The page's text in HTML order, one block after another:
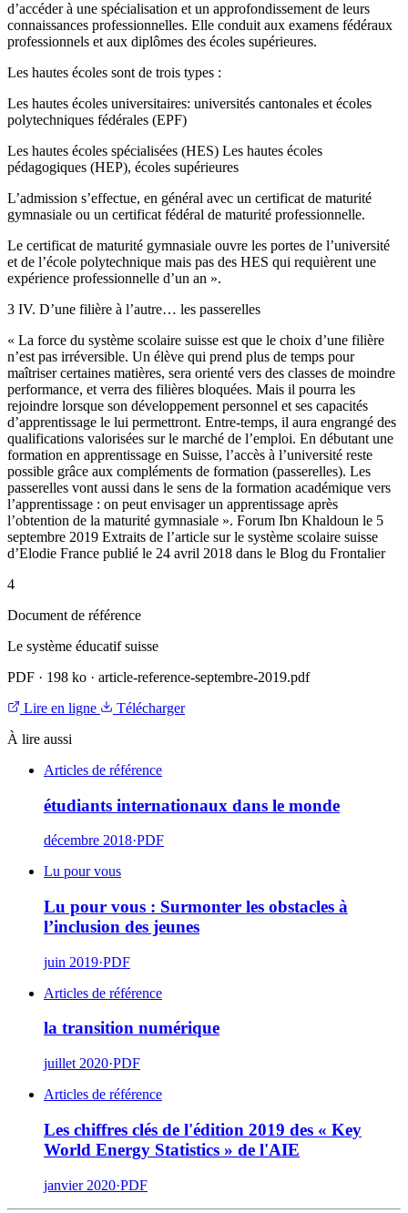
d’accéder à une spécialisation et un approfondissement de leurs
connaissances professionnelles. Elle conduit aux examens fédéraux
professionnels et aux diplômes des écoles supérieures.
Les hautes écoles sont de trois types :
Les hautes écoles universitaires: universités cantonales et écoles
polytechniques fédérales (EPF)
Les hautes écoles spécialisées (HES) Les hautes écoles
pédagogiques (HEP), écoles supérieures
L’admission s’effectue, en général avec un certificat de maturité
gymnasiale ou un certificat fédéral de maturité professionnelle.
Le certificat de maturité gymnasiale ouvre les portes de l’université
et de l’école polytechnique mais pas des HES qui requièrent une
expérience professionnelle d’un an ».
3 IV. D’une filière à l’autre… les passerelles
« La force du système scolaire suisse est que le choix d’une filière
n’est pas irréversible. Un élève qui prend plus de temps pour
maîtriser certaines matières, sera orienté vers des classes de moindre
performance, et verra des filières bloquées. Mais il pourra les
rejoindre lorsque son développement personnel et ses capacités
d’apprentissage le lui permettront. Entre-temps, il aura engrangé des
qualifications valorisées sur le marché de l’emploi. En débutant une
formation en apprentissage en Suisse, l’accès à l’université reste
possible grâce aux compléments de formation (passerelles). Les
passerelles vont aussi dans le sens de la formation académique vers
l’apprentissage : on peut envisager un apprentissage après
l’obtention de la maturité gymnasiale ». Forum Ibn Khaldoun le 5
septembre 2019 Extraits de l’article sur le système scolaire suisse
d’Elodie France publié le 24 avril 2018 dans le Blog du Frontalier
4
Document de référence
Le système éducatif suisse
PDF · 198 ko · article-reference-septembre-2019.pdf
Lire en ligne
Télécharger
À lire aussi
Articles de référence
étudiants internationaux dans le monde
décembre 2018·PDF
Lu pour vous
Lu pour vous : Surmonter les obstacles à
l’inclusion des jeunes
juin 2019·PDF
Articles de référence
la transition numérique
juillet 2020·PDF
Articles de référence
Les chiffres clés de l'édition 2019 des « Key
World Energy Statistics » de l'AIE
janvier 2020·PDF